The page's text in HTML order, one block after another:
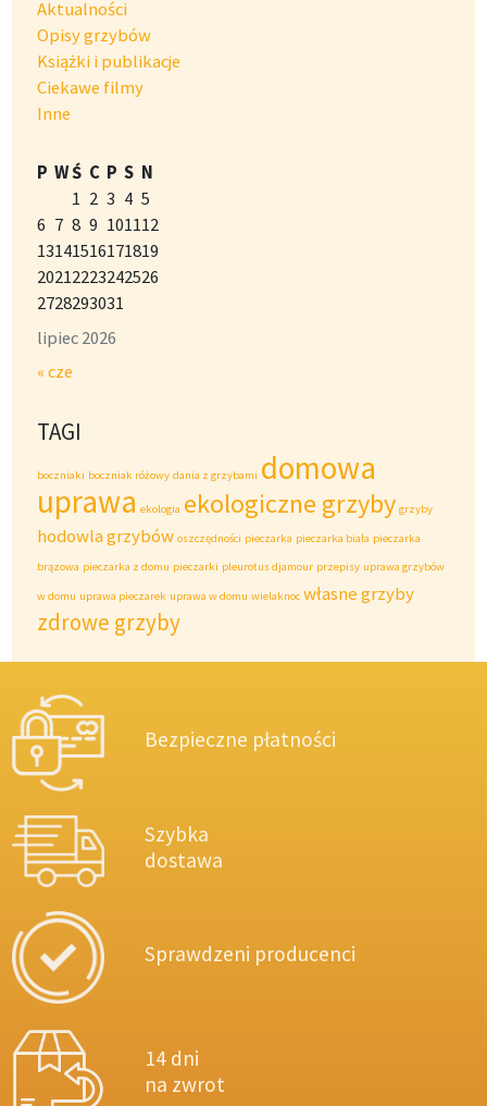
Aktualności
Opisy grzybów
Książki i publikacje
Ciekawe filmy
Inne
lipiec 2026
P WŚ C P S N
1 2 3 4 5
6 7 8 9 101112
13141516171819
20212223242526
2728293031
« cze
TAGI
boczniaki boczniak różowy dania z grzybami domowa
uprawa ekologia ekologiczne grzyby grzyby
hodowla grzybów oszczędności pieczarka pieczarka biała pieczarka
brązowa pieczarka z domu pieczarki pleurotus djamour przepisy uprawa grzybów
w domu uprawa pieczarek uprawa w domu wielaknoc własne grzyby
zdrowe grzyby
Bezpieczne płatności
Szybka
dostawa
Sprawdzeni producenci
14 dni
na zwrot